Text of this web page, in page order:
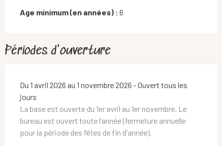
Age minimum (en années) : 6
Périodes d'ouverture
Du 1 avril 2026 au 1 novembre 2026 - Ouvert tous les
jours
La base est ouverte du 1er avril au 1er novembre. Le
bureau est ouvert toute l’année (fermeture annuelle
pour la période des fêtes de fin d'année).